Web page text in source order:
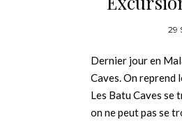
29
Dernier jour en
Caves. On reprend
Les Batu Caves se
on ne peut pas se